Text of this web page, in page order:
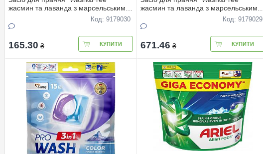
жасмин та лаванда з марсельським
милом 15+2шт (DOYPACKКод: 9179030
165.30 ₴ КУПИТИ
жасмин та лаванда з марсельським
Код: 9179029
671.46 ₴ КУПИТИ